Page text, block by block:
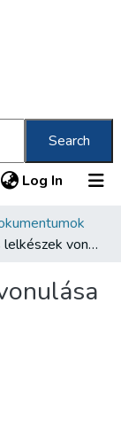
Search
Log In (current)
[Református lelkészek vonulása a Kálvin téren]